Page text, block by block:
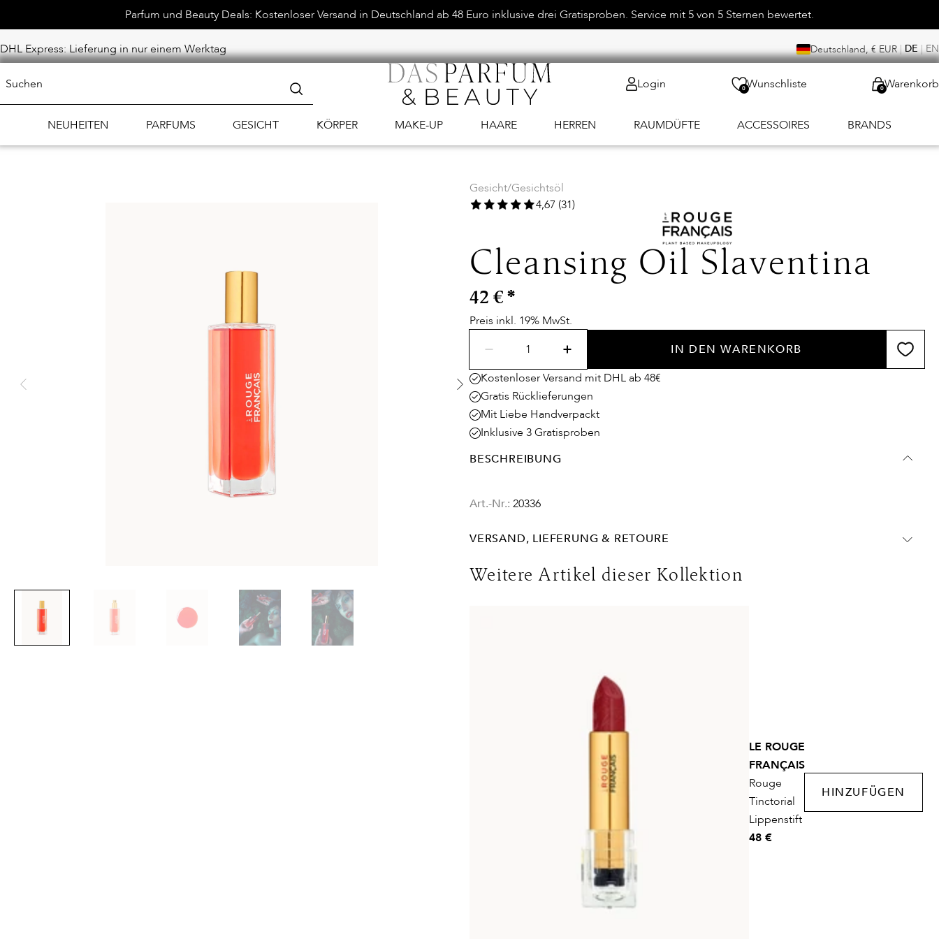
Parfum und Beauty Deals: Kostenloser Versand in Deutschland ab 48 Euro inklusive drei Gratisproben. Service mit 5 von 5 Sternen bewertet.
DHL Express: Lieferung in nur einem Werktag Deutschland, € EUR | DE | EN
Login 0Wunschliste 0Warenkorb
NEUHEITEN PARFUMS GESICHT KÖRPER MAKE-UP HAARE HERREN RAUMDÜFTE ACCESSOIRES BRANDS
Gesicht/Gesichtsöl
4,67 (31)
Cleansing Oil Slaventina
42 € *
Preis inkl. 19% MwSt.
IN DEN WARENKORB
Kostenloser Versand mit DHL ab 48€
Gratis Rücklieferungen
Mit Liebe Handverpackt
Inklusive 3 Gratisproben
BESCHREIBUNG
Art.-Nr.: 20336
VERSAND, LIEFERUNG & RETOURE
Lieferinformationen für Deutschland:
Weitere Artikel dieser Kollektion
LE ROUGE
FRANÇAIS
Rouge
Tinctorial
Lippenstift
48 €
HINZUFÜGEN